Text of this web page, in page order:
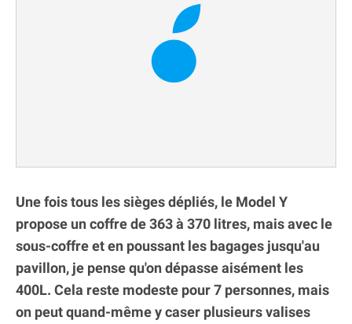
Une fois tous les sièges dépliés, le Model Y
propose un coffre de 363 à 370 litres, mais avec le
sous-coffre et en poussant les bagages jusqu'au
pavillon, je pense qu'on dépasse aisément les
400L. Cela reste modeste pour 7 personnes, mais
on peut quand-même y caser plusieurs valises